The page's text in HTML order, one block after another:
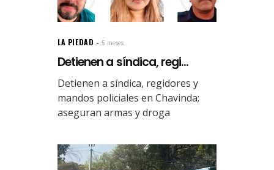
LA PIEDAD 5 meses.
Detienen a síndica, regi...
Detienen a síndica, regidores y
mandos policiales en Chavinda;
aseguran armas y droga